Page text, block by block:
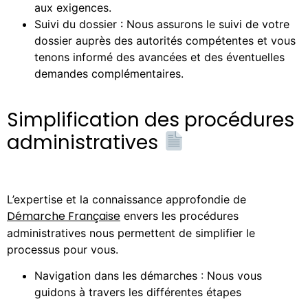
aux exigences.
Suivi du dossier : Nous assurons le suivi de votre
dossier auprès des autorités compétentes et vous
tenons informé des avancées et des éventuelles
demandes complémentaires.
Simplification des procédures
administratives
L’expertise et la connaissance approfondie de
Démarche Française envers les procédures
administratives nous permettent de simplifier le
processus pour vous.
Navigation dans les démarches : Nous vous
guidons à travers les différentes étapes